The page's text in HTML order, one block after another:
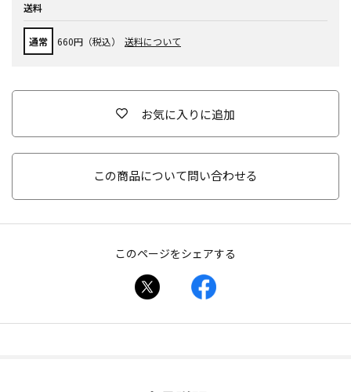
送料
通常 660円（税込） 送料について
お気に入りに追加
この商品について問い合わせる
このページをシェアする